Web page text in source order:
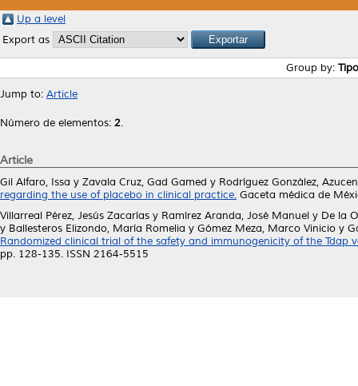
Up a level
Export as
Group by:
Jump to: Article
Número de elementos: 2.
Article
Gil Alfaro, Issa y Zavala Cruz, Gad Gamed y Rodríguez González,
regarding the use of placebo in clinical practice. Gaceta médica de
Villarreal Pérez, Jesús Zacarías y Ramírez Aranda, José Manuel y De la
y Ballesteros Elizondo, María Romelia y Gómez Meza, Marco Vinicio y
Randomized clinical trial of the safety and immunogenicity of the Tdap
pp. 128-135. ISSN 2164-5515